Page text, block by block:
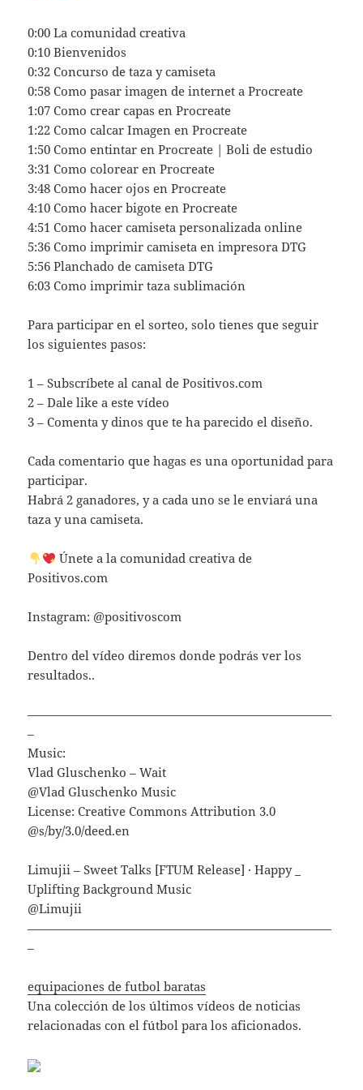
0:00​ La comunidad creativa
0:10​ Bienvenidos
0:32 Concurso de taza y camiseta
0:58 Como pasar imagen de internet a Procreate
1:07 Como crear capas en Procreate
1:22 Como calcar Imagen en Procreate
1:50 Como entintar en Procreate | Boli de estudio
3:31 Como colorear en Procreate
3:48 Como hacer ojos en Procreate
4:10 Como hacer bigote en Procreate
4:51 Como hacer camiseta personalizada online
5:36 Como imprimir camiseta en impresora DTG
5:56 Planchado de camiseta DTG
6:03 Como imprimir taza sublimación
Para participar en el sorteo, solo tienes que seguir
los siguientes pasos:
1 – Subscríbete al canal de Positivos.com
2 – Dale like a este vídeo
3 – Comenta y dinos que te ha parecido el diseño.
Cada comentario que hagas es una oportunidad para
participar.
Habrá 2 ganadores, y a cada uno se le enviará una
taza y una camiseta.
Únete a la comunidad creativa de
Positivos.com
Instagram: @positivoscom
Dentro del vídeo diremos donde podrás ver los
resultados..
—————————————————————————
–
Music:
Vlad Gluschenko – Wait
@Vlad Gluschenko Music
License: Creative Commons Attribution 3.0
@s/by/3.0/deed.en
Limujii – Sweet Talks [FTUM Release] · Happy _
Uplifting Background Music
@Limujii​
—————————————————————————
–
equipaciones de futbol baratas
Una colección de los últimos vídeos de noticias
relacionadas con el fútbol para los aficionados.